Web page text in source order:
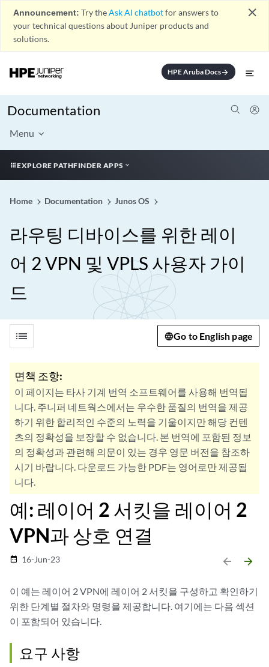
Announcement: Try theAsk AI chatbotfor answers to
your technical questions about Juniper products and
solutions.
close
HPE Aruba Docsarrow_forward
Documentation
Menu
EXPLORE PATHFINDER APPS
Home Documentation Junos OS
라우팅 디바이스를 위한 레이
어 2 VPN 및 VPLS 사용자 가이
드
list Go to English page
면책 조항:
이 페이지는 타사 기계 번역 소프트웨어를 사용해 번역됩
니다. 주니퍼 네트웍스에서는 우수한 품질의 번역을 제공
하기 위한 합리적인 수준의 노력을 기울이지만 해당 컨텐
츠의 정확성을 보장할 수 없습니다. 본 번역에 포함된 정보
의 정확성과 관련해 의문이 있는 경우 영문 버전을 참조하
시기 바랍니다. 다운로드 가능한 PDF는 영어로만 제공됩
니다.
예: 레이어 2 서킷을 레이어 2
VPN과 상호 연결
date_range 16-Jun-23 arrow_backward arrow_forward
이 예는 레이어 2 VPN에 레이어 2 서킷을 구성하고 확인하기
위한 단계별 절차와 명령을 제공합니다. 여기에는 다음 섹션
이 포함되어 있습니다.
요구 사항